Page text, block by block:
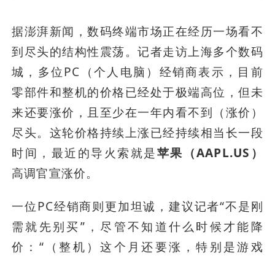
据澎湃新闻，数码终端市场正在经历一场看不
到尽头的结构性震荡。记者走访上海多个数码
城，多位PC（个人电脑）经销商表示，目前
零部件和整机的价格已经处于极端高位，但未
来还要涨价，且至少在一年内看不到（涨价）
尽头。这轮价格持续上涨已经持续相当长一段
时间，最近的导火索就是苹果（AAPL.US）
高调官宣涨价。
一位PC经销商则更加坦诚，建议记者“不是刚
需就先别买”，尽管不知道什么时候才能降
价：“（整机）这个月还要涨，特别是游戏